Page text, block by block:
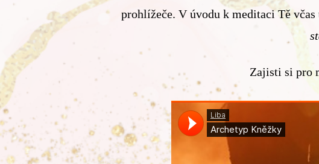
prohlížeče. V úvodu k meditaci Tě
Zajisti si pro